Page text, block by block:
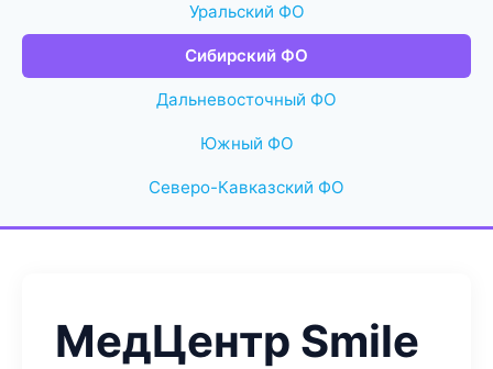
Уральский ФО
Сибирский ФО
Дальневосточный ФО
Южный ФО
Северо-Кавказский ФО
МедЦентр Smile